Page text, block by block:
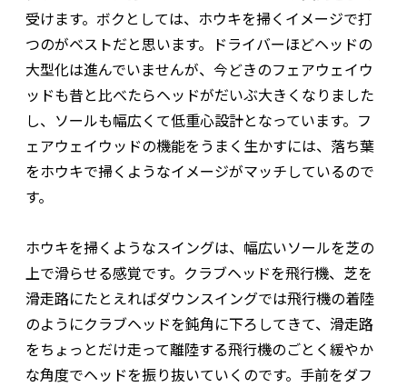
受けます。ボクとしては、ホウキを掃くイメージで打
つのがベストだと思います。ドライバーほどヘッドの
大型化は進んでいませんが、今どきのフェアウェイウ
ッドも昔と比べたらヘッドがだいぶ大きくなりました
し、ソールも幅広くて低重心設計となっています。フ
ェアウェイウッドの機能をうまく生かすには、落ち葉
をホウキで掃くようなイメージがマッチしているので
す。
ホウキを掃くようなスイングは、幅広いソールを芝の
上で滑らせる感覚です。クラブヘッドを飛行機、芝を
滑走路にたとえればダウンスイングでは飛行機の着陸
のようにクラブヘッドを鈍角に下ろしてきて、滑走路
をちょっとだけ走って離陸する飛行機のごとく緩やか
な角度でヘッドを振り抜いていくのです。手前をダフ